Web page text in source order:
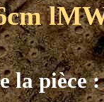
la pièce :